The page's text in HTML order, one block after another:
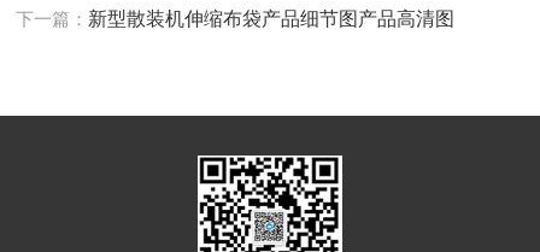
下一篇： 新型散装机伸缩布袋产品细节图产品高清图